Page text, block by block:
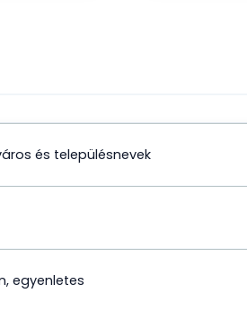
és településnevek
egyenletes